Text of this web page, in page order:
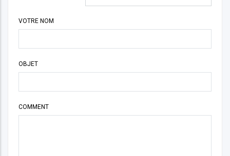
mac
cueff
VOTRE NOM
OBJET
COMMENT